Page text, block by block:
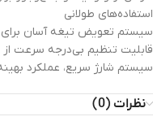
استفاده‌های طولانی
سیستم تعویض تیغه آسان برای
قابلیت تنظیم بی‌درجه سرعت از
سیستم شارژ سریع، عملکرد
نظرات (0)